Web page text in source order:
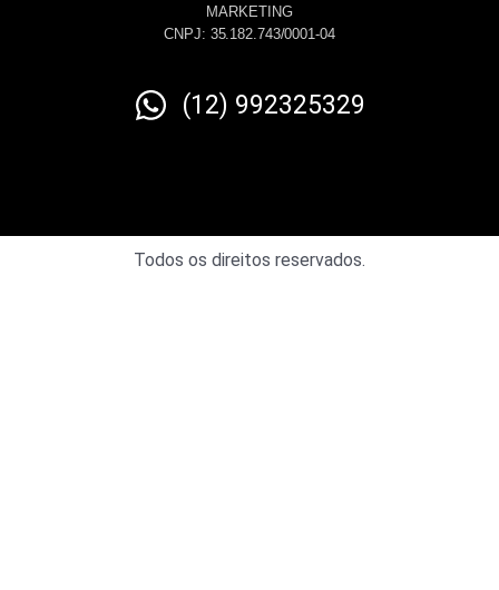
MARKETING
CNPJ: 35.182.743/0001-04
(12) 992325329
Todos os direitos reservados.